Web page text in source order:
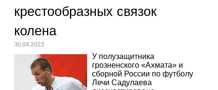
крестообразных связок
колена
30.04.2023
У полузащитника
грозненского «Ахмата» и
сборной России по футболу
Лечи Садулаева